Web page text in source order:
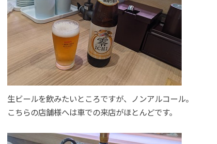
生ビールを飲みたいところですが、ノンアルコール。
こちらの店舗様へは車での来店がほとんどです。